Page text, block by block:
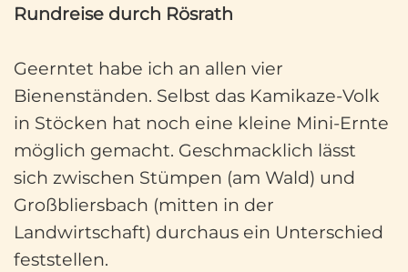
Rundreise durch Rösrath
Geerntet habe ich an allen vier
Bienenständen. Selbst das Kamikaze-Volk
in Stöcken hat noch eine kleine Mini-Ernte
möglich gemacht. Geschmacklich lässt
sich zwischen Stümpen (am Wald) und
Großbliersbach (mitten in der
Landwirtschaft) durchaus ein Unterschied
feststellen.